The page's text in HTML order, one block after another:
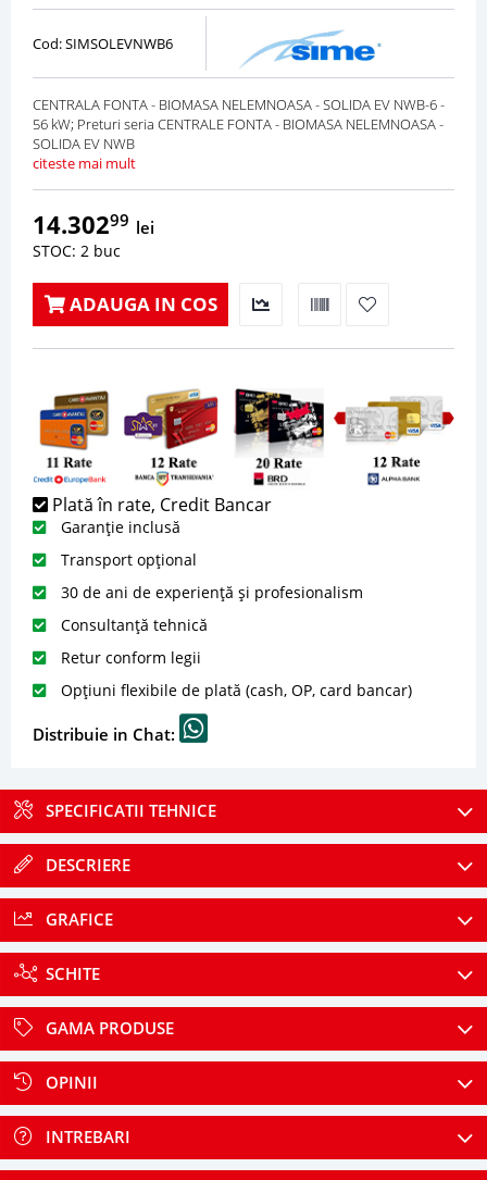
Cod: SIMSOLEVNWB6
CENTRALA FONTA - BIOMASA NELEMNOASA - SOLIDA EV NWB-6 -
56 kW; Preturi seria CENTRALE FONTA - BIOMASA NELEMNOASA -
SOLIDA EV NWB
citeste mai mult
14.30299 lei
STOC: 2 buc
ADAUGA IN COS
Plată în rate, Credit Bancar
Garanție inclusă
Transport opțional
30 de ani de experiență și profesionalism
Consultanță tehnică
Retur conform legii
Opțiuni flexibile de plată (cash, OP, card bancar)
Distribuie in Chat:
SPECIFICATII TEHNICE
DESCRIERE
GRAFICE
SCHITE
GAMA PRODUSE
OPINII
INTREBARI